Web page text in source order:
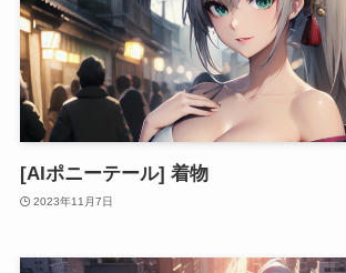
[AIポニーテール] 着物
2023年11月7日